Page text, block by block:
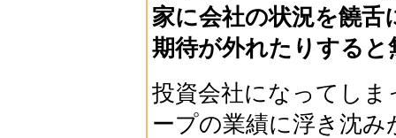
家に会社の状況を饒
期待が外れたりする
投資会社になってし
ープの業績に浮き沈